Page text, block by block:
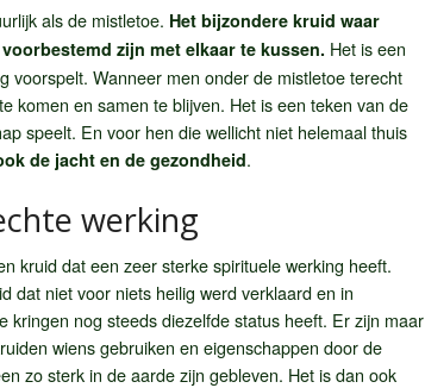
als de mistletoe. Het bijzondere kruid waar
zijn met elkaar te kussen. Het is een
voorspelt. Wanneer men onder de mistletoe terecht
komen en samen te blijven. Het is een teken van de
speelt. En voor hen die wellicht niet helemaal thuis
de jacht en de gezondheid.
werking
kruid dat een zeer sterke spirituele werking heeft.
dat niet voor niets heilig werd verklaard en in
kringen nog steeds diezelfde status heeft. Er zijn maar
wiens gebruiken en eigenschappen door de
zo sterk in de aarde zijn gebleven. Het is dan ook